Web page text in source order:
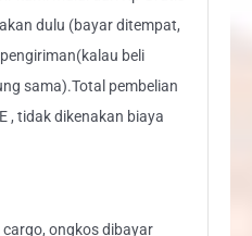
dulu (bayar ditempat,
beli
sama).Total pembelian
, tidak dikenakan biaya
ongkos dibayar